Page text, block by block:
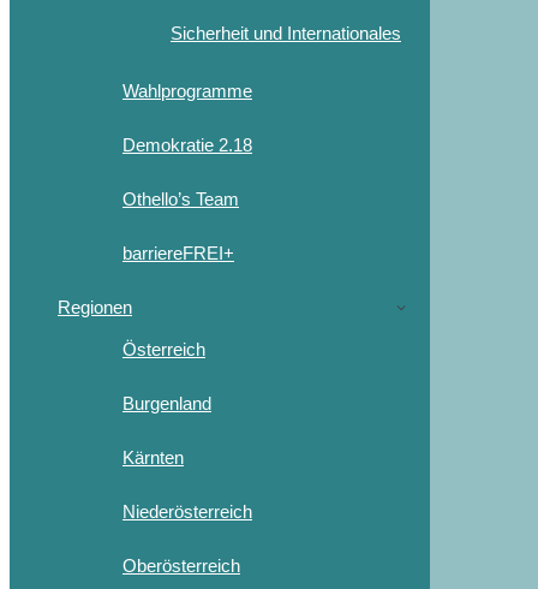
Sicherheit und Internationales
Wahlprogramme
Demokratie 2.18
Othello’s Team
barriereFREI+
Regionen
Österreich
Burgenland
Kärnten
Niederösterreich
Oberösterreich